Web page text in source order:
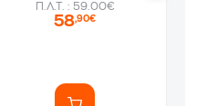
Π.Λ.Τ. : 59.00€
58,90€